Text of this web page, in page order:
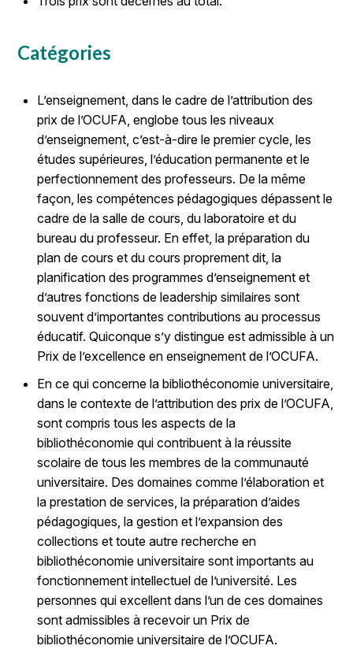
Catégories
L’enseignement, dans le cadre de l’attribution des
prix de l’OCUFA, englobe tous les niveaux
d’enseignement, c’est-à-dire le premier cycle, les
études supérieures, l’éducation permanente et le
perfectionnement des professeurs. De la même
façon, les compétences pédagogiques dépassent le
cadre de la salle de cours, du laboratoire et du
bureau du professeur. En effet, la préparation du
plan de cours et du cours proprement dit, la
planification des programmes d’enseignement et
d’autres fonctions de leadership similaires sont
souvent d’importantes contributions au processus
éducatif. Quiconque s’y distingue est admissible à un
Prix de l’excellence en enseignement de l’OCUFA.
En ce qui concerne la bibliothéconomie universitaire,
dans le contexte de l’attribution des prix de l’OCUFA,
sont compris tous les aspects de la
bibliothéconomie qui contribuent à la réussite
scolaire de tous les membres de la communauté
universitaire. Des domaines comme l’élaboration et
la prestation de services, la préparation d’aides
pédagogiques, la gestion et l’expansion des
collections et toute autre recherche en
bibliothéconomie universitaire sont importants au
fonctionnement intellectuel de l’université. Les
personnes qui excellent dans l’un de ces domaines
sont admissibles à recevoir un Prix de
bibliothéconomie universitaire de l’OCUFA.